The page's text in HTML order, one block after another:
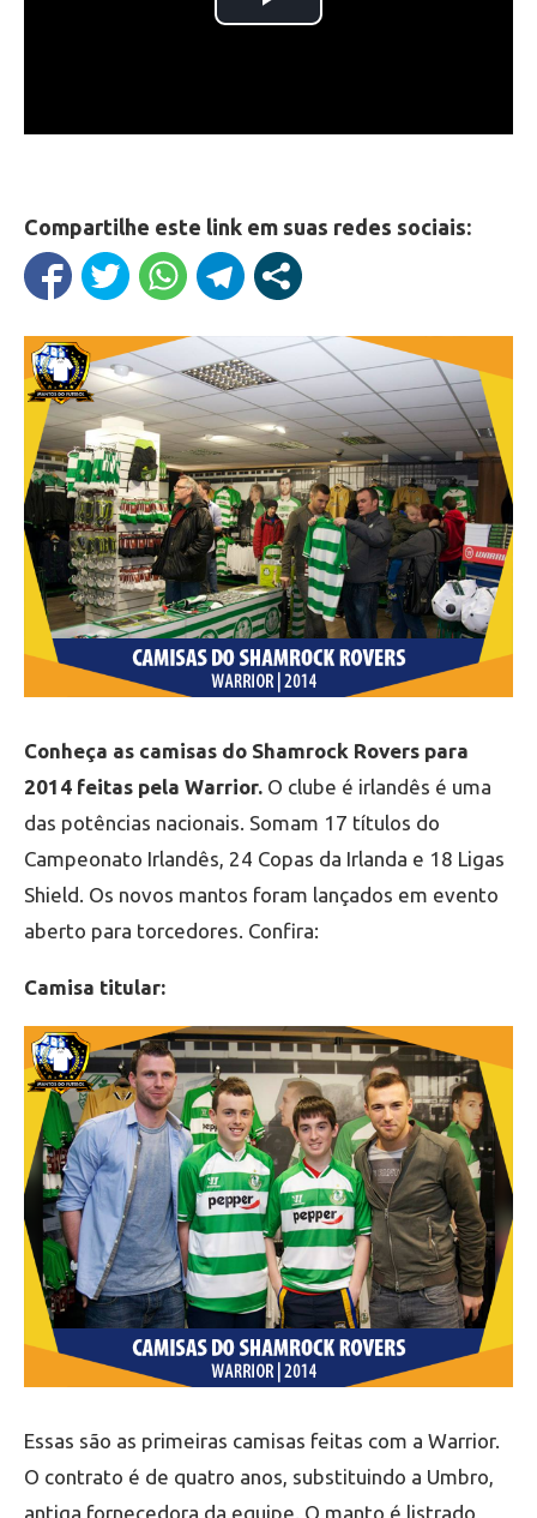
Compartilhe este link em suas redes sociais:
Conheça as camisas do Shamrock Rovers para
2014 feitas pela Warrior. O clube é irlandês é uma
das potências nacionais. Somam 17 títulos do
Campeonato Irlandês, 24 Copas da Irlanda e 18 Ligas
Shield. Os novos mantos foram lançados em evento
aberto para torcedores. Confira:
Camisa titular:
Essas são as primeiras camisas feitas com a Warrior.
O contrato é de quatro anos, substituindo a Umbro,
antiga fornecedora da equipe. O manto é listrado